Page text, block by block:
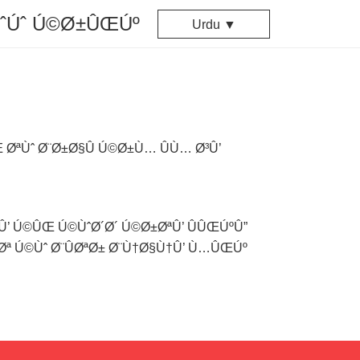
Ú©Ø±ÛŒÚº Urdu ▼
Ø¨Ø±Ø§Û Ú©Ø±Ù… ÛÙ… Ø³Û’
Ú©ÙˆØ´Ø´ Ú©Ø±ØªÛ’ ÛÛŒÚºÛ”
Ø¨ÛØªØ± Ø¨Ù†Ø§Ù†Û’ Ù…ÛŒÚº